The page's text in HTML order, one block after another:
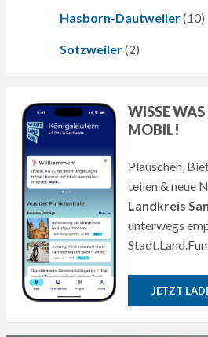
Hasborn-Dautweiler(10)
Sotzweiler(2)
WISSE
MOBIL!
Plauschen,
teilen & neue
Landkreis
unterwegs
JETZT